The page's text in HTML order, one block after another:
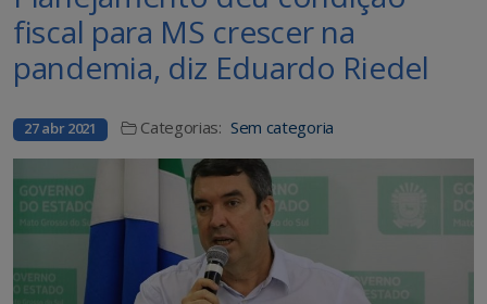
fiscal para MS crescer na
pandemia, diz Eduardo Riedel
27 abr 2021 Categorias: Sem categoria